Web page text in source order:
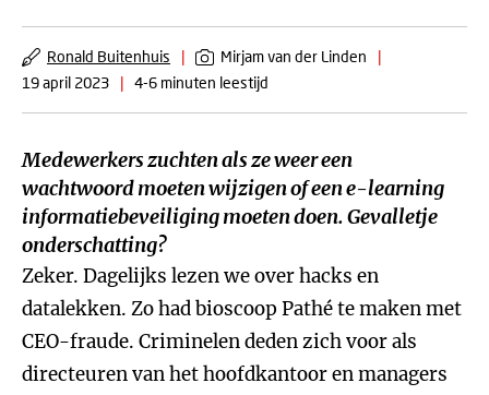
Ronald Buitenhuis | Mirjam van der Linden
|
19 april 2023
| 4-6 minuten leestijd
Medewerkers zuchten als ze weer een
wachtwoord moeten wijzigen of een e-learning
informatiebeveiliging moeten doen. Gevalletje
onderschatting?
Zeker. Dagelijks lezen we over hacks en
datalekken. Zo had bioscoop Pathé te maken met
CEO-fraude. Criminelen deden zich voor als
directeuren van het hoofdkantoor en managers